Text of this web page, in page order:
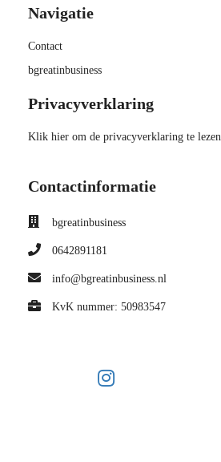
Navigatie
Contact
bgreatinbusiness
Privacyverklaring
Klik hier om de privacyverklaring te lezen
Contactinformatie
bgreatinbusiness
0642891181
info@bgreatinbusiness.nl
KvK nummer: 50983547